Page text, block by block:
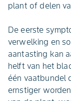
plant of delen
De eerste
verwelking en
aantasting kan
helft van het
één vaatbundel
ernstiger